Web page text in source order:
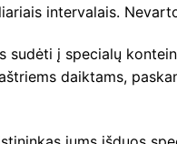
intervalais.
sudėti į specialų
daiktams,